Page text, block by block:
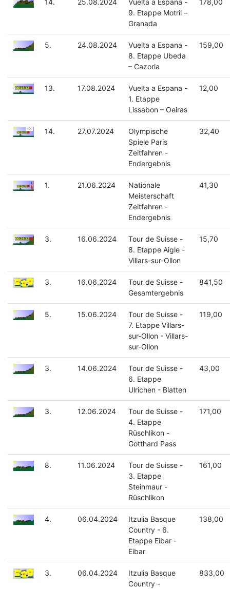
14. 25.08.2024
Vuelta a Espana -
9. Etappe Motril –
Granada
178,00
5. 24.08.2024
Vuelta a Espana -
8. Etappe Ubeda
– Cazorla
159,00
13. 17.08.2024
Vuelta a Espana -
1. Etappe
Lissabon – Oeiras
12,00
14. 27.07.2024
Olympische
Spiele Paris
Zeitfahren -
Endergebnis
32,40
1. 21.06.2024
Nationale
Meisterschaft
Zeitfahren -
Endergebnis
41,30
3. 16.06.2024
Tour de Suisse -
8. Etappe Aigle -
Villars-sur-Ollon
15,70
3. 16.06.2024
Tour de Suisse -
Gesamtergebnis
841,50
5. 15.06.2024
Tour de Suisse -
7. Etappe Villars-
sur-Ollon - Villars-
sur-Ollon
119,00
3. 14.06.2024
Tour de Suisse -
6. Etappe
Ulrichen - Blatten
43,00
3. 12.06.2024
Tour de Suisse -
4. Etappe
Rüschlikon -
Gotthard Pass
171,00
8. 11.06.2024
Tour de Suisse -
3. Etappe
Steinmaur -
Rüschlikon
161,00
4. 06.04.2024
Itzulia Basque
Country - 6.
Etappe Eibar -
Eibar
138,00
3. 06.04.2024
Itzulia Basque
Country -
833,00